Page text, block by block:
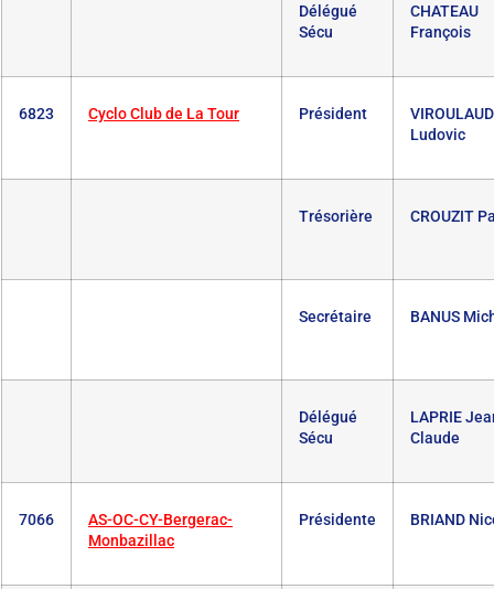
Délégué
Sécu
CHATEAU
François
6823 Cyclo Club de La Tour Président
VIROULAUD
Ludovic
Trésorière CROUZIT
Secrétaire BANUS
Délégué
Sécu
LAPRIE
Claude
7066
AS-OC-CY-Bergerac-
Monbazillac
Présidente BRIAND